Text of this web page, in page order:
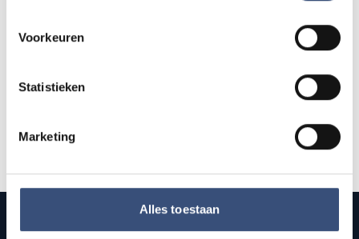
Voorkeuren
Statistieken
Marketing
Alles toestaan